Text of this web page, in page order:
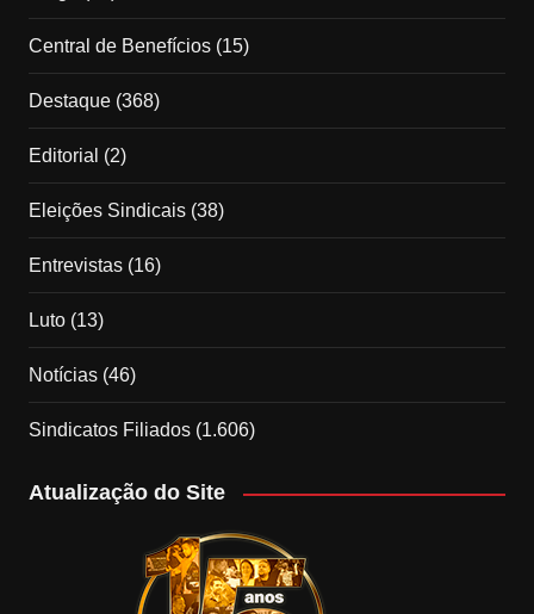
Central de Benefícios(15)
Destaque(368)
Editorial (2)
Eleições Sindicais(38)
Entrevistas(16)
Luto(13)
Notícias(46)
Sindicatos Filiados(1.606)
Atualização do Site